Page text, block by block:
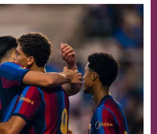
badge